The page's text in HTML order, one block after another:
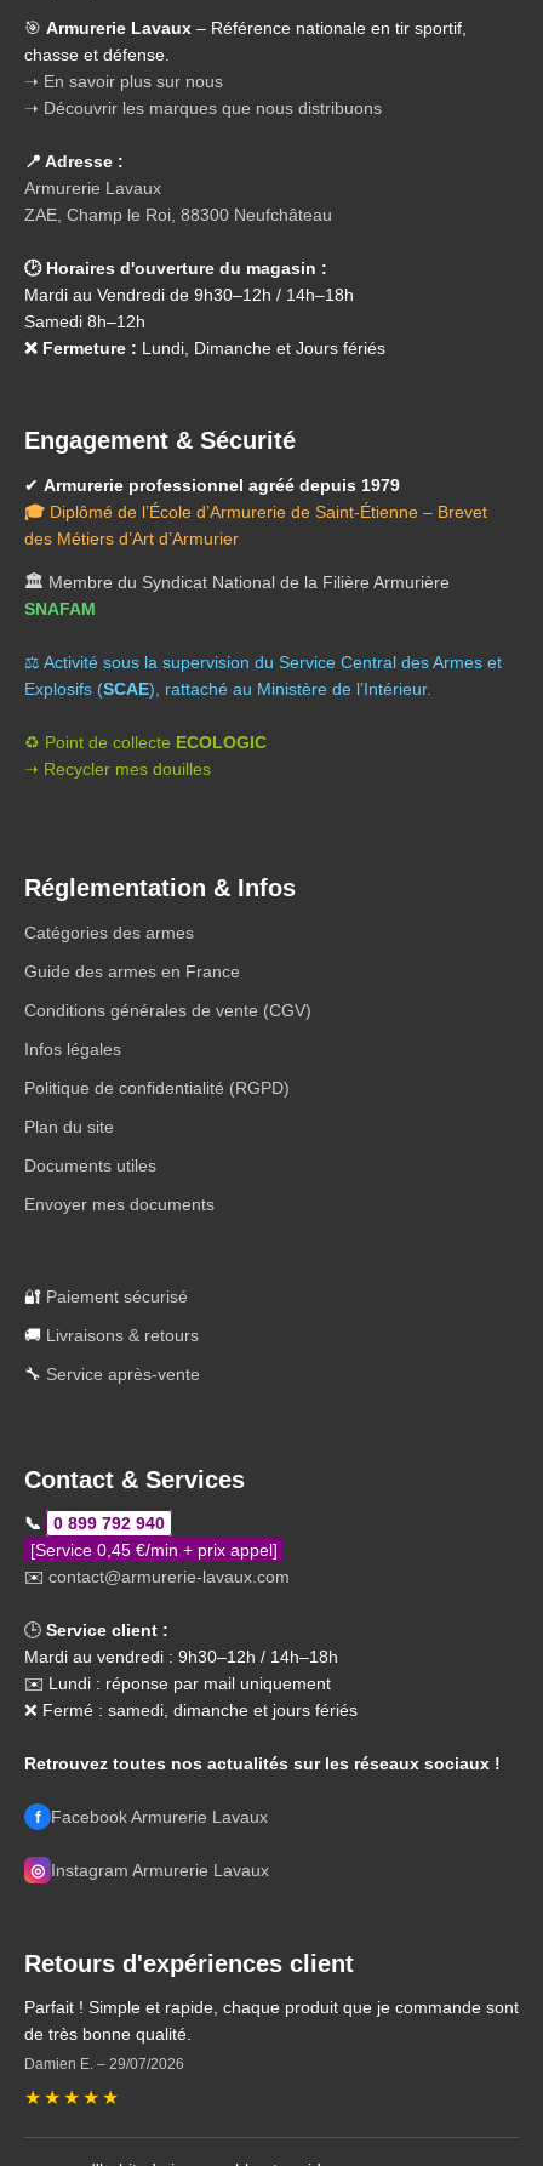
🎯 Armurerie Lavaux – Référence nationale en tir sportif,
chasse et défense.
➝ En savoir plus sur nous
➝ Découvrir les marques que nous distribuons
📍 Adresse :
Armurerie Lavaux
ZAE, Champ le Roi, 88300 Neufchâteau
🕑 Horaires d'ouverture du magasin :
Mardi au Vendredi de 9h30–12h / 14h–18h
Samedi 8h–12h
❌ Fermeture : Lundi, Dimanche et Jours fériés
Engagement & Sécurité
✔ Armurerie professionnel agréé depuis 1979
🎓 Diplômé de l’École d’Armurerie de Saint-Étienne – Brevet
des Métiers d’Art d’Armurier
🏛️ Membre du Syndicat National de la Filière Armurière
SNAFAM
⚖️ Activité sous la supervision du Service Central des Armes et
Explosifs (SCAE), rattaché au Ministère de l’Intérieur.
♻️ Point de collecte ECOLOGIC
➝ Recycler mes douilles
Réglementation & Infos
Catégories des armes
Guide des armes en France
Conditions générales de vente (CGV)
Infos légales
Politique de confidentialité (RGPD)
Plan du site
Documents utiles
Envoyer mes documents
🔐 Paiement sécurisé
🚚 Livraisons & retours
🔧 Service après-vente
Contact & Services
📞
0 899 792 940
[Service 0,45 €/min + prix appel]
✉️ contact@armurerie-lavaux.com
🕒 Service client :
Mardi au vendredi : 9h30–12h / 14h–18h
✉️ Lundi : réponse par mail uniquement
❌ Fermé : samedi, dimanche et jours fériés
Retrouvez toutes nos actualités sur les réseaux sociaux !
f Facebook Armurerie Lavaux
◎ Instagram Armurerie Lavaux
Retours d'expériences client
Parfait ! Simple et rapide, chaque produit que je commande sont
de très bonne qualité.
Damien E. – 29/07/2026
★ ★ ★ ★ ★